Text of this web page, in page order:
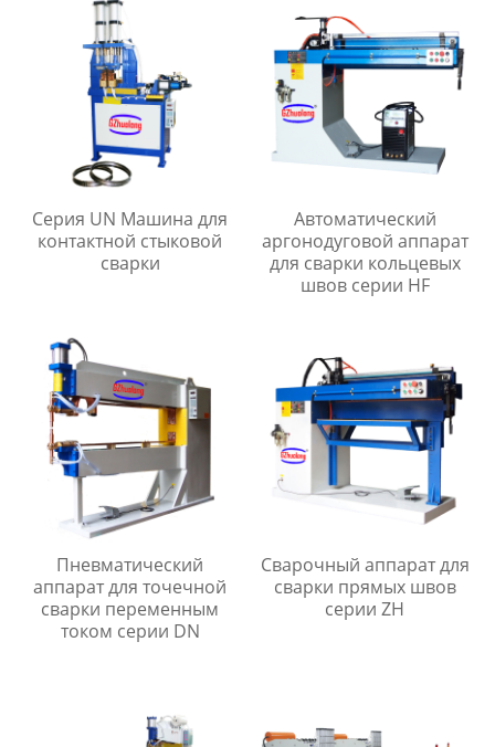
Серия UN Машина для
контактной стыковой
сварки
Автоматический
аргонодуговой аппарат
для сварки кольцевых
швов серии HF
Пневматический
аппарат для точечной
сварки переменным
током серии DN
Сварочный аппарат для
сварки прямых швов
серии ZH